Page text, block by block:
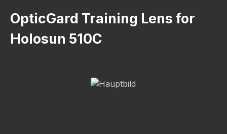
OpticGard Training Lens for
Holosun 510C
Přeskočit galerii obrázků